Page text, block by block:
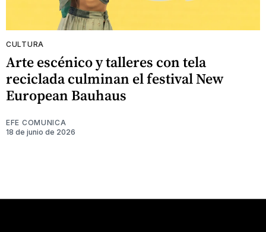
CULTURA
Arte escénico y talleres con tela
reciclada culminan el festival New
European Bauhaus
EFE COMUNICA
18 de junio de 2026